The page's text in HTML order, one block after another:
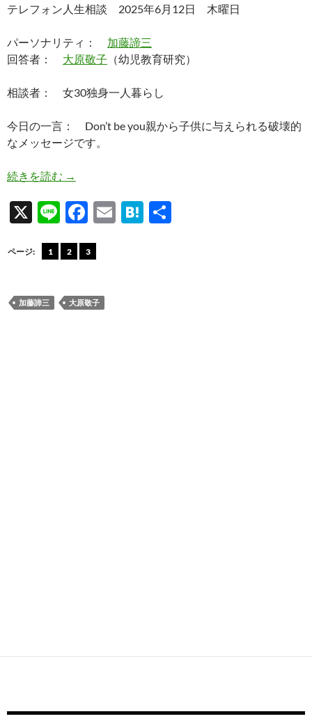
テレフォン人生相談 2025年6月12日 木曜日
パーソナリティ： 加藤諦三
回答者： 大原敬子 （幼児教育研究）
相談者： 女30独身一人暮らし
今日の一言： Don’t be you親から子供に与えられる破壊的
なメッセージです。
続きを読む 母「膨らんできた胸をお父さんに見せてあげな
→
X
Li
e
F
e
o
E
H
ページ: 1 2 3
加藤諦三 大原敬子